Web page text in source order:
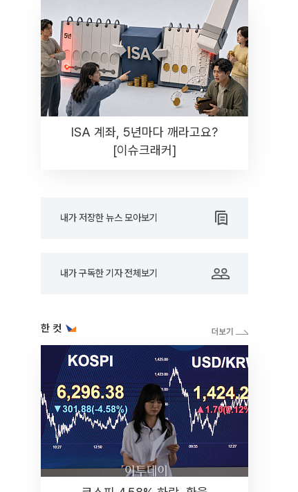
ISA 계좌, 5년마다 깨라고요?
[이슈크래커]
내가 저장한 뉴스 모아보기
내가 구독한 기자 전체보기
한 컷